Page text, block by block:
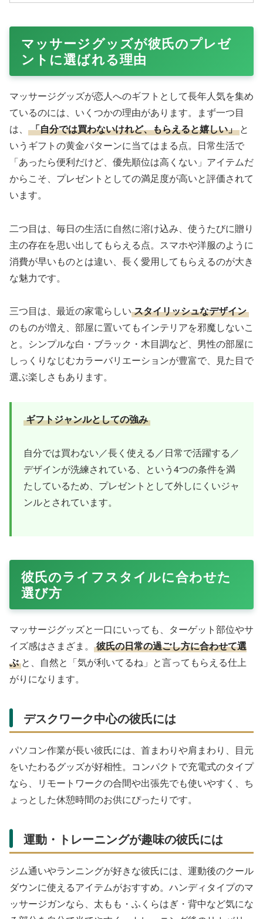
マッサージグッズが彼氏のプレゼ
ントに選ばれる理由
マッサージグッズが恋人へのギフトとして長年人気を集め
ているのには、いくつかの理由があります。まず一つ目
は、
「自分では買わないけれど、もらえると嬉しい」 と
いうギフトの黄金パターンに当てはまる点。日常生活で
「あったら便利だけど、優先順位は高くない」アイテムだ
からこそ、プレゼントとしての満足度が高いと評価されて
います。
二つ目は、毎日の生活に自然に溶け込み、使うたびに贈り
主の存在を思い出してもらえる点。スマホや洋服のように
消費が早いものとは違い、長く愛用してもらえるのが大き
な魅力です。
三つ目は、最近の家電らしい スタイリッシュなデザイン
のものが増え、部屋に置いてもインテリアを邪魔しないこ
と。シンプルな白・ブラック・木目調など、男性の部屋に
しっくりなじむカラーバリエーションが豊富で、見た目で
選ぶ楽しさもあります。
ギフトジャンルとしての強み
自分では買わない／長く使える／日常で活躍する／
デザインが洗練されている、という4つの条件を満
たしているため、プレゼントとして外しにくいジャ
ンルとされています。
彼氏のライフスタイルに合わせた
選び方
マッサージグッズと一口にいっても、ターゲット部位やサ
イズ感はさまざま。
彼氏の日常の過ごし方に合わせて選
ぶ と、自然と「気が利いてるね」と言ってもらえる仕上
がりになります。
デスクワーク中心の彼氏には
パソコン作業が長い彼氏には、首まわりや肩まわり、目元
をいたわるグッズが好相性。コンパクトで充電式のタイプ
なら、リモートワークの合間や出張先でも使いやすく、ち
ょっとした休憩時間のお供にぴったりです。
運動・トレーニングが趣味の彼氏には
ジム通いやランニングが好きな彼氏には、運動後のクール
ダウンに使えるアイテムがおすすめ。ハンディタイプのマ
ッサージガンなら、太もも・ふくらはぎ・背中など気にな